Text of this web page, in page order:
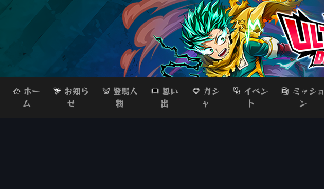
ホー
ム
お知ら
せ
登場人
物
思い
出
ガシ
ャ
イベン
ト
ミッショ
ン